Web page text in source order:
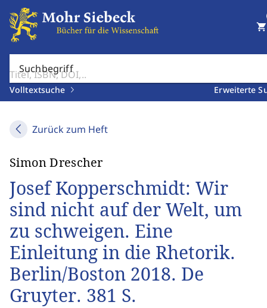
Suchbegriff
Volltextsuche Erweiterte
shopping_cart
Zurück zum Heft
Simon Drescher
Josef Kopperschmidt: Wir
sind nicht auf der Welt, um
zu schweigen. Eine
Einleitung in die Rhetorik.
Berlin/Boston 2018. De
Gruyter. 381 S.